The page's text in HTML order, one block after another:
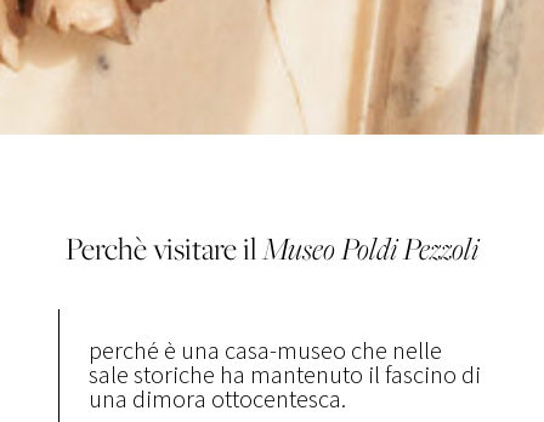
Perchè visitare ilMuseoPoldi Pezzoli
perché è una casa-museo che nelle
sale storiche ha mantenuto il fascino di
una dimora ottocentesca.